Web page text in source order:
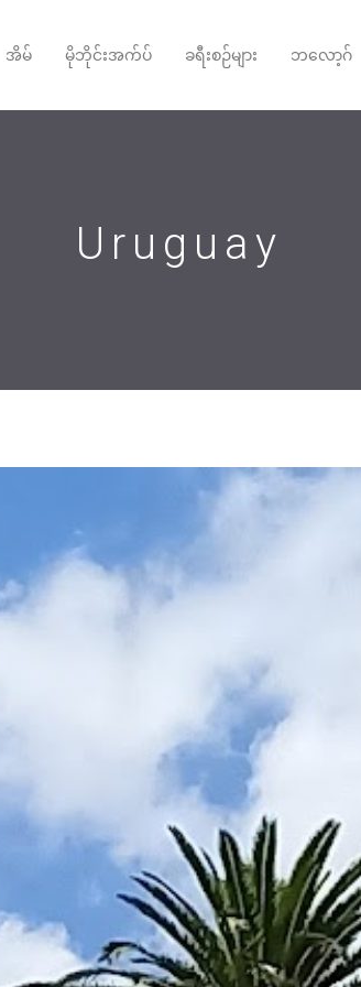
အိမ် မိုဘိုင်းအက်ပ် ခရီးစဉ်များ ဘလော့ဂ်
Uruguay